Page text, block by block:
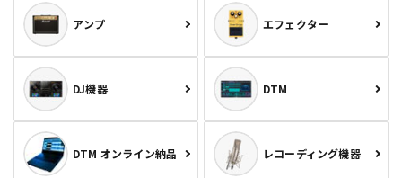
アンプ エフェクター
DJ機器 DTM
DTM オンライン納品 レコーディング機器